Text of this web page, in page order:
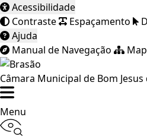
Acessibilidade
Contraste
Espaçamento
Ajuda
Manual de Navegação
Câmara Municipal de Bom Jesus
Menu